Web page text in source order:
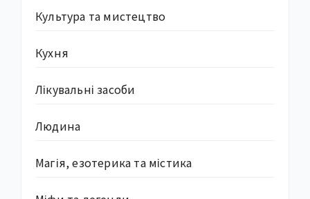
Культура та мистецтво
Кухня
Лікувальні засоби
Людина
Магія, езотерика та містика